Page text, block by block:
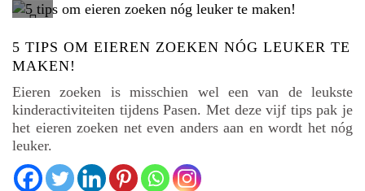
5 TIPS OM EIEREN ZOEKEN NÓG LEUKER TE
MAKEN!
Eieren zoeken is misschien wel een van de leukste
kinderactiviteiten tijdens Pasen. Met deze vijf tips pak je
het eieren zoeken net even anders aan en wordt het nóg
leuker.